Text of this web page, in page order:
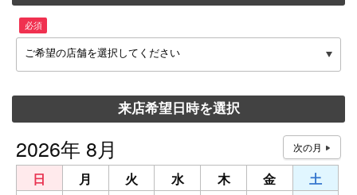
必須
ご希望の店舗を選択してください
来店希望日時を選択
2026年 8月
日 月 火 水 木 金
土